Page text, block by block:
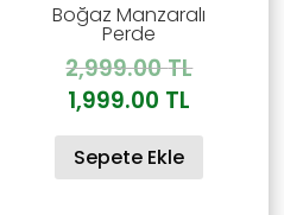
TL.
TL.
Boğaz Manzaralı
Perde
2,999.00TLOrijinal
1,999.00 TL
andaki
Sepete Ekle